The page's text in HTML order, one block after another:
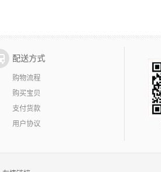
配送方式
购物流程
购买宝贝
支付货款
用户协议